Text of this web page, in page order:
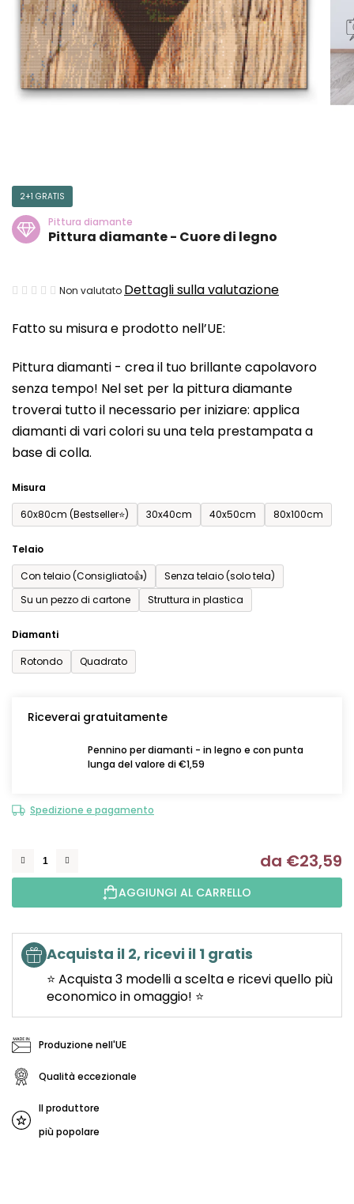
Fatto su misura e prodotto nell’UE:
Pittura diamanti - crea il tuo brillante capolavoro
senza tempo! Nel set per la pittura diamante
troverai tutto il necessario per iniziare: applica
diamanti di vari colori su una tela prestampata a
base di colla.
Misura
60x80cm (Bestseller⭐)
30x40cm 40x50cm 80x100cm
Telaio
Con telaio (Consigliato👍)
Senza telaio (solo tela)
Su un pezzo di cartone
Struttura in plastica
Diamanti
Rotondo
Quadrato
Riceverai gratuitamente
Pennino per diamanti - in legno e con punta
lunga del valore di €1,59
Spedizione e pagamento
da €23,59
AGGIUNGI AL CARRELLO
Acquista il 2, ricevi il 1 gratis
⭐ Acquista 3 modelli a scelta e ricevi quello più
economico in omaggio! ⭐
Produzione nell'UE
Qualità eccezionale
Il produttore
più popolare
2+1 GRATIS
Pittura diamante
Pittura diamante - Cuore di legno
La
media
prodotto
è
0,0
su
5
Non valutato Dettagli sulla valutazione